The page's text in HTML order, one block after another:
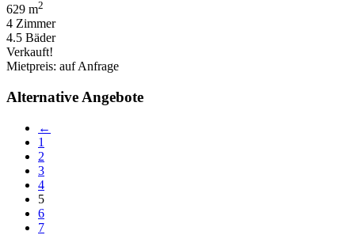
629 m2
4 Zimmer
4.5 Bäder
Verkauft!
Mietpreis: auf Anfrage
Alternative Angebote
←
1
2
3
4
5
6
7